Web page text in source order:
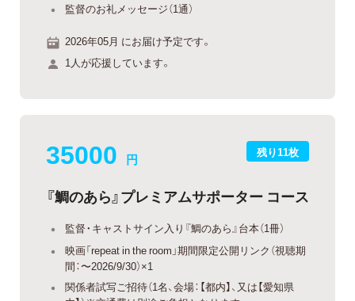
監督のお礼メッセージ（1通）
2026年05月 にお届け予定です。
1人が応援しています。
残り11枚
35000 円
『鯛のあら』プレミアムサポーター コース
監督・キャストサイン入り『鯛のあら』台本（1冊）
映画「repeat in the room」期間限定公開リンク（視聴期
間：〜2026/9/30）×1
関係者試写ご招待（1名、会場：【都内】、又は【愛知県